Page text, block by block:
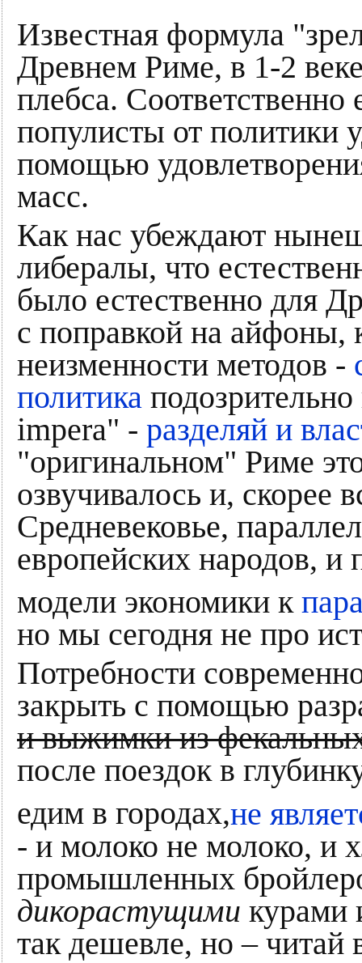
Известная формула
Древнем Риме, в 1-2
плебса.
популисты от политики
помощью
масс.
Как нас убеждают
либералы, что
было естественно для
с поправкой на айфоны,
неизменности методов -
политика
impera" - разделяй и
"оригинальном" Риме
озвучивалось и, скорее
Средневековье,
европейских народов, и
модели экономики к
но мы сегодня не про
Потребности
закрыть с помощью
и выжимки из
после поездок в
едим в городах,не
- и молоко не молоко, и
промышленных
дикорастущими курами
так дешевле, но –